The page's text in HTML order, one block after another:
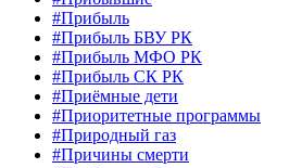
#Прибыль
#Прибыль БВУ РК
#Прибыль МФО РК
#Прибыль СК РК
#Приёмные дети
#Приоритетные программы
#Природный газ
#Причины смерти